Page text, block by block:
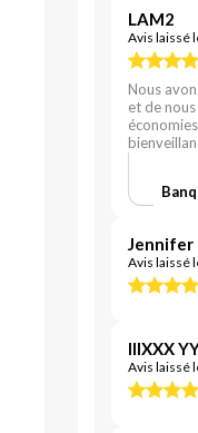
LAM2
Avis laissé
Nous
et de
Jennifer
Avis laissé
IIIXXX
Avis laissé